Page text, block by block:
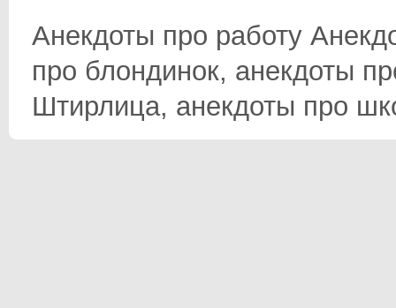
Анекдоты про работу
про блондинок, анекдоты
Штирлица, анекдоты про